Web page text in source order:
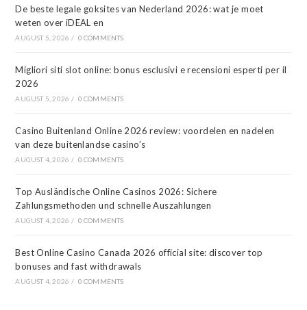
De beste legale goksites van Nederland 2026: wat je moet
weten over iDEAL en
AUGUST 5, 2026 / 0 COMMENTS
Migliori siti slot online: bonus esclusivi e recensioni esperti per il
2026
AUGUST 5, 2026 / 0 COMMENTS
Casino Buitenland Online 2026 review: voordelen en nadelen
van deze buitenlandse casino’s
AUGUST 4, 2026 / 0 COMMENTS
Top Ausländische Online Casinos 2026: Sichere
Zahlungsmethoden und schnelle Auszahlungen
AUGUST 4, 2026 / 0 COMMENTS
Best Online Casino Canada 2026 official site: discover top
bonuses and fast withdrawals
AUGUST 4, 2026 / 0 COMMENTS